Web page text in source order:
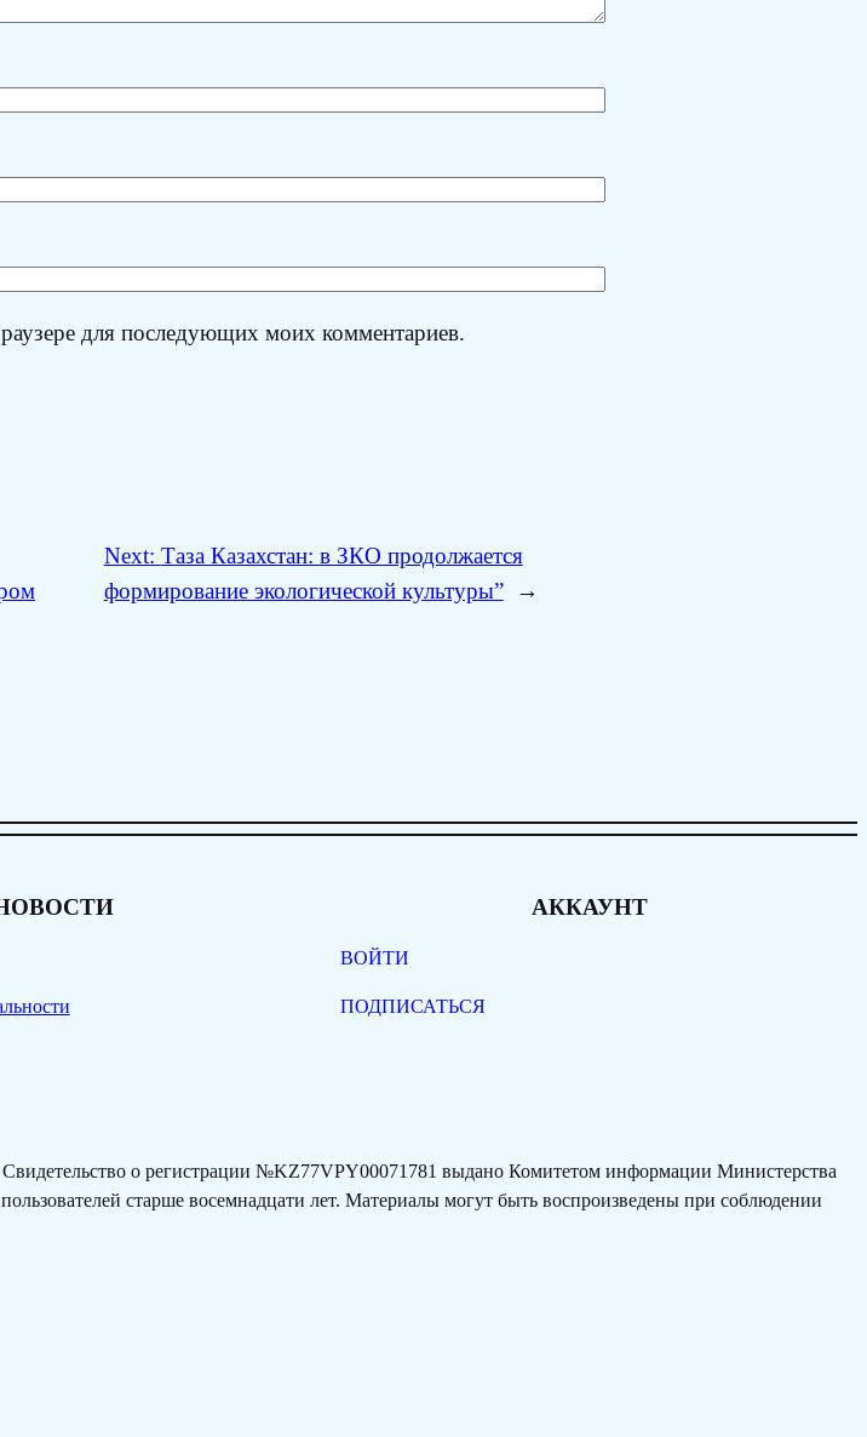
для последующих моих комментариев.
Next: Таза Казахстан: в ЗКО продолжается
формирование экологической культуры”
→
АККАУНТ
ВОЙТИ
ПОДПИСАТЬСЯ
о регистрации №KZ77VPY00071781 выдано Комитетом информации Министерства
старше восемнадцати лет. Материалы могут быть воспроизведены при соблюдении